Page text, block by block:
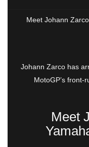
Meet Johann
Johann Zarco has
MotoGP’s